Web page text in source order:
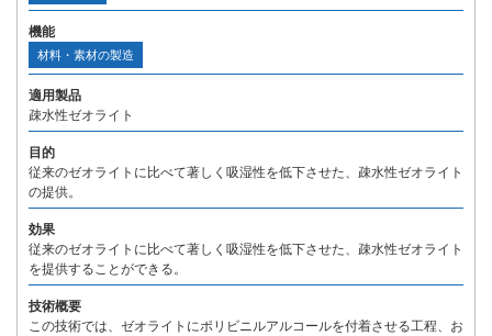
機能
材料・素材の製造
適用製品
疎水性ゼオライト
目的
従来のゼオライトに比べて著しく吸湿性を低下させた、疎水性ゼオライト
の提供。
効果
従来のゼオライトに比べて著しく吸湿性を低下させた、疎水性ゼオライト
を提供することができる。
技術概要
この技術では、ゼオライトにポリビニルアルコールを付着させる工程、お